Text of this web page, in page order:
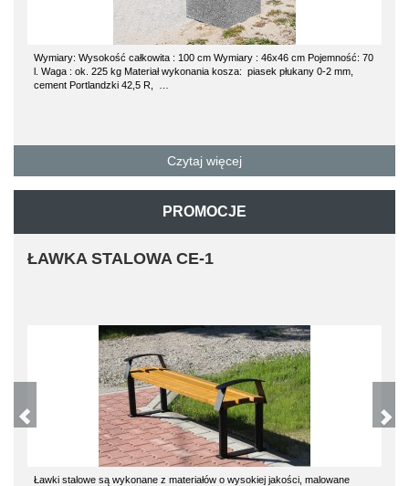
Wymiary: Wysokość całkowita : 100 cm Wymiary : 46x46 cm Pojemność: 70
l. Waga : ok. 225 kg Materiał wykonania kosza: piasek płukany 0-2 mm,
cement Portlandzki 42,5 R, …
Czytaj więcej
PROMOCJE
ŁAWKA STALOWA CE-1
Ławki stalowe są wykonane z materiałów o wysokiej jakości, malowane